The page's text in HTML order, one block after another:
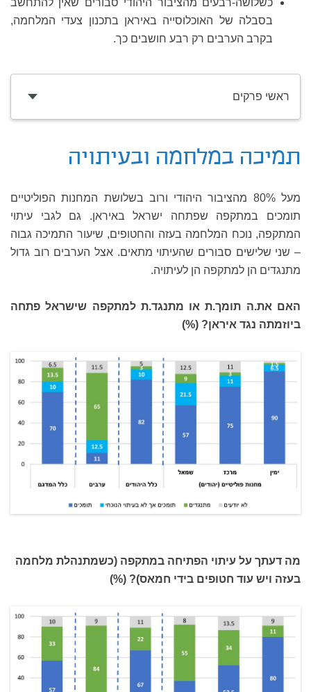
בסבלה של האוכלוסייה באיראן בתכנון צעדי המלחמה,
בקרב הערבים רק רבע חושבים כך.
ראשי פרקים
תמיכה במלחמה ובעיתויה
מעל 80% מהציבור היהודי ורוב בשלושת המחנות הפוליטיים
תומכים במתקפה שפתחה ישראל באיראן. גם לגבי עיתוי
המתקפה, נוכח המלחמה בעזה והחטופים, שיעור התמיכה גבוה
– שני שלישים סבורים שהעיתוי מתאים. אצל הערבים רוב גדול
מתנגדים הן למתקפה הן לעיתויה.
האם את.ה תומך.ת או מתנגד.ת למתקפה שישראל פתחה
ביוזמתה נגד איראן? (%)
מה דעתך על עיתוי הפתיחה במתקפה (כשמתנהלת מלחמה
בעזה ויש עוד חטופים בידי חמאס)? (%)